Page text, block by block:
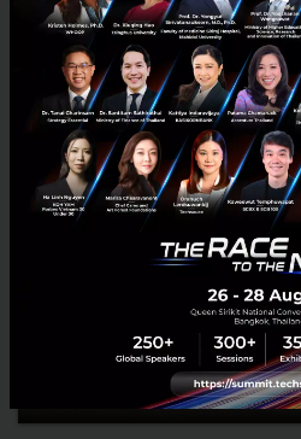
Tech & Biz EV XPENG He Xiaopeng